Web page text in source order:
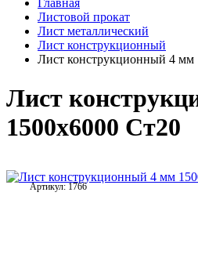
Главная
Листовой прокат
Лист металлический
Лист конструкционный
Лист конструкционный 4 мм
Лист
1500x6000 Ст20
Артикул: 1766